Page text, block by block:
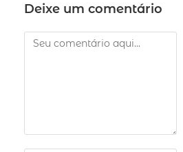
Deixe um comentário